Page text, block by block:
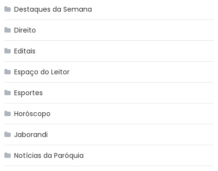
Destaques da Semana
Direito
Editais
Espaço do Leitor
Esportes
Horóscopo
Jaborandi
Notícias da Paróquia